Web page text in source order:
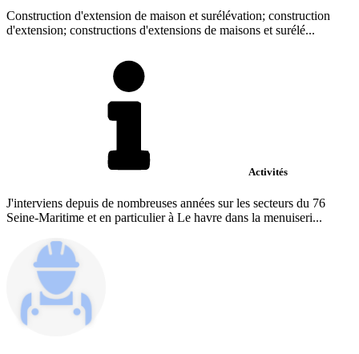
Construction d'extension de maison et surélévation; construction
d'extension; constructions d'extensions de maisons et surélé...
Activités
J'interviens depuis de nombreuses années sur les secteurs du 76
Seine-Maritime et en particulier à Le havre dans la menuiseri...